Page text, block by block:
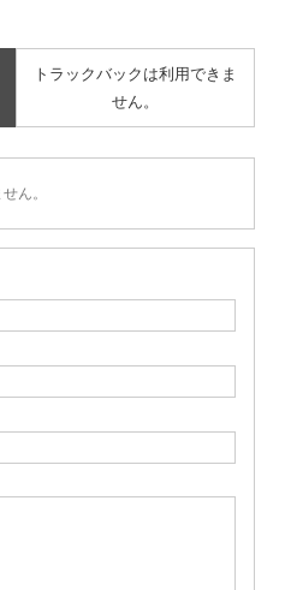
トラックバックは利用できま
せん。
ん。